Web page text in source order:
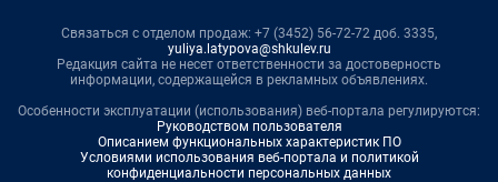
Связаться с отделом продаж: +7 (3452) 56-72-72 доб. 3335,
yuliya.latypova@shkulev.ru
Редакция сайта не несет ответственности за достоверность
информации, содержащейся в рекламных объявлениях.
Особенности эксплуатации (использования) веб-портала регулируются:
Руководством пользователя
Описанием функциональных характеристик ПО
Условиями использования веб-портала и политикой
конфиденциальности персональных данных